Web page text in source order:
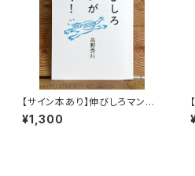
【サイン本あり】伸びしろマンが
ゆく！
¥1,300